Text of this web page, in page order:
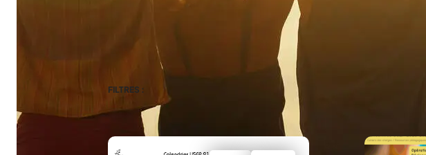
FILTRES :